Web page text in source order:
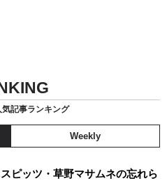
気記事ランキング
Weekly
ピッツ・草野マサムネの忘れら